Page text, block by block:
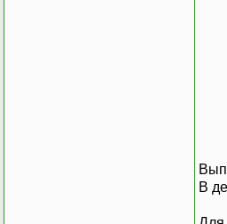
В